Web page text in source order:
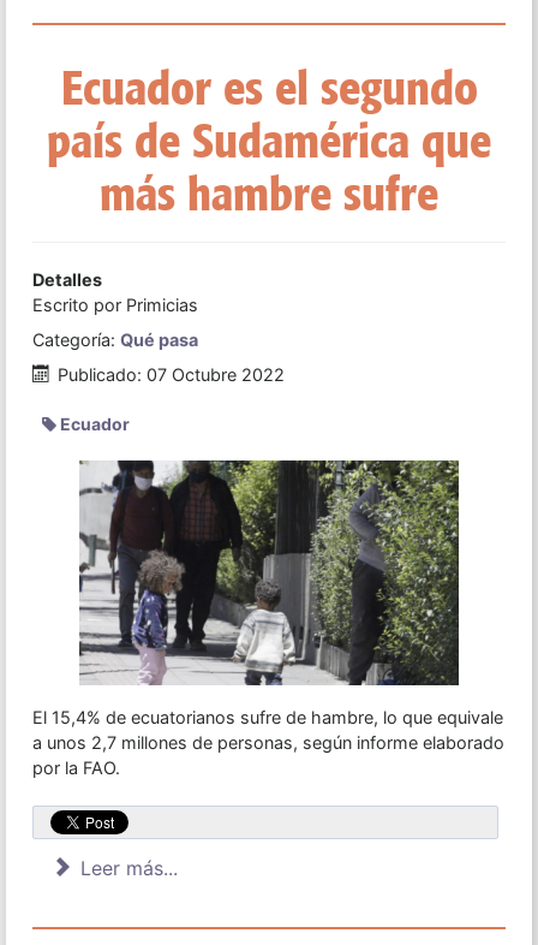
Ecuador es el segundo
país de Sudamérica que
más hambre sufre
Detalles
Escrito por Primicias
Categoría: Qué pasa
Publicado: 07 Octubre 2022
Ecuador
El 15,4% de ecuatorianos sufre de hambre, lo que equivale
a unos 2,7 millones de personas, según informe elaborado
por la FAO.
Leer más...